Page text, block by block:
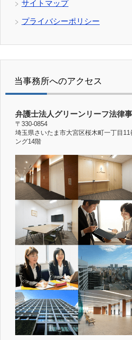
サイトマップ
プライバシーポリシー
当事務所へのアクセス
弁護士法人グリーンリーフ法律
〒330-0854
埼玉県さいたま市大宮区桜木町一丁目
ング14階